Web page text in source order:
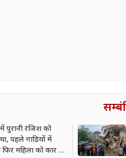
पुरानी रंजिश को
पहले गाड़ियों में
फिर महिला को कार से